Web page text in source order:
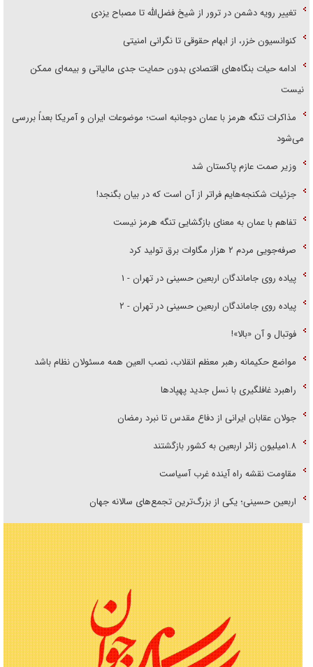
تغییر رویه دشمن در ترور از شیخ فضل‌الله تا مصباح یزدی
کنوانسیون خزر، از ابهام حقوقی تا نگرانی امنیتی
ادامه حیات بنگاه‌های اقتصادی بدون حمایت جدی مالیاتی و بیمه‌ای ممکن
نیست
مذاکرات تنگه هرمز با عمان دوجانبه است؛ موضوعات ایران و آمریکا بعداً بررسی
می‌شود
وزیر صمت عازم پاکستان شد
جزئیات شکنجه‌هایم فراتر از آن است که در بیان بگنجد!
تفاهم با عمان به معنای بازگشایی تنگه هرمز نیست
صرفه‌جویی مردم ۲ هزار مگاوات برق تولید کرد
پیاده روی جاماندگان اربعین حسینی در تهران - ۱
پیاده روی جاماندگان اربعین حسینی در تهران - ۲
فوتبال و آن «بالا»!
مواضع حکیمانه رهبر معظم انقلاب، نصب العین همه مسئولان نظام باشد
راهبرد غافلگیری با نسل جدید پهپاد‌ها
جولان عقابان ایرانی از دفاع مقدس تا نبرد رمضان
۱.۸میلیون زائر اربعین به کشور بازگشتند
مقاومت نقشه راه آینده غرب آسیاست
اربعین حسینی؛ یکی از بزرگ‌ترین تجمع‌های سالانه جهان